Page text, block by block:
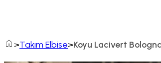
HomeTakım Elbise Koyu Lacivert